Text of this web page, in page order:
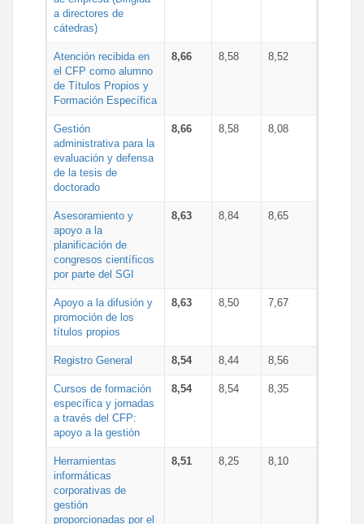
a directores de
cátedras)
Atención recibida en
el CFP como alumno
de Títulos Propios y
Formación Específica
8,66 8,58 8,52
Gestión
administrativa para la
evaluación y defensa
de la tesis de
doctorado
8,66 8,58 8,08
Asesoramiento y
apoyo a la
planificación de
congresos científicos
por parte del SGI
8,63 8,84 8,65
Apoyo a la difusión y
promoción de los
títulos propios
8,63 8,50 7,67
Registro General 8,54 8,44 8,56
Cursos de formación
específica y jornadas
a través del CFP:
apoyo a la gestión
8,54 8,54 8,35
Herramientas
informáticas
corporativas de
gestión
proporcionadas por el
8,51 8,25 8,10